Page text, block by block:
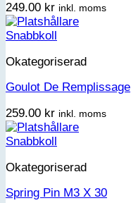
249.00 kr inkl. moms
Snabbkoll
Okategoriserad
Goulot De Remplissage
259.00 kr inkl. moms
Snabbkoll
Okategoriserad
Spring Pin M3 X 30